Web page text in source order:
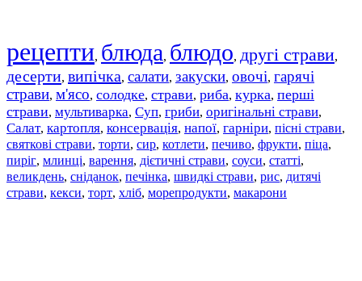
рецепти, блюда, блюдо, другі страви,
десерти, випічка, салати, закуски, овочі, гарячі
страви, м'ясо, солодке, страви, риба, курка, перші
страви, мультиварка, Суп, гриби, оригінальні страви,
Салат, картопля, консервація, напої, гарніри, пісні страви,
святкові страви, торти, сир, котлети, печиво, фрукти, піца,
пиріг, млинці, варення, дієтичні страви, соуси, статті,
великдень, сніданок, печінка, швидкі страви, рис, дитячі
страви, кекси, торт, хліб, морепродукти, макарони